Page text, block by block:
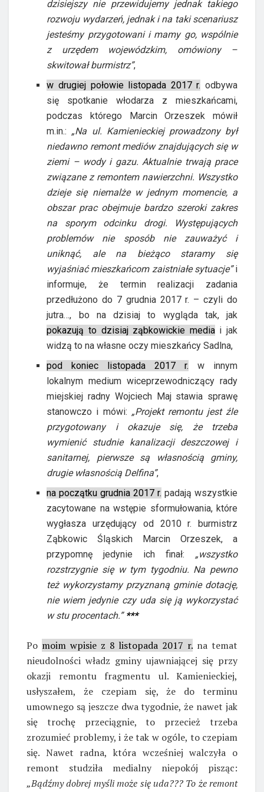
dzisiejszy nie przewidujemy jednak takiego
rozwoju wydarzeń, jednak i na taki scenariusz
jesteśmy przygotowani i mamy go, wspólnie
z urzędem wojewódzkim, omówiony –
skwitował burmistrz”,
w drugiej połowie listopada 2017 r. odbywa
się spotkanie włodarza z mieszkańcami,
podczas którego Marcin Orzeszek mówił
m.in.: „Na ul. Kamienieckiej prowadzony był
niedawno remont mediów znajdujących się w
ziemi – wody i gazu. Aktualnie trwają prace
związane z remontem nawierzchni. Wszystko
dzieje się niemalże w jednym momencie, a
obszar prac obejmuje bardzo szeroki zakres
na sporym odcinku drogi. Występujących
problemów nie sposób nie zauważyć i
uniknąć, ale na bieżąco staramy się
wyjaśniać mieszkańcom zaistniałe sytuacje”i
informuje, że termin realizacji zadania
przedłużono do 7 grudnia 2017 r. – czyli do
jutra…, bo na dzisiaj to wygląda tak, jak
pokazują to dzisiaj ząbkowickie mediai jak
widzą to na własne oczy mieszkańcy Sadlna,
pod koniec listopada 2017 r. w innym
lokalnym medium wiceprzewodniczący rady
miejskiej radny Wojciech Maj stawia sprawę
stanowczo i mówi: „Projekt remontu jest źle
przygotowany i okazuje się, że trzeba
wymienić studnie kanalizacji deszczowej i
sanitarnej, pierwsze są własnością gminy,
drugie własnością Delfina”,
na początku grudnia 2017 r. padają wszystkie
zacytowane na wstępie sformułowania, które
wygłasza urzędujący od 2010 r. burmistrz
Ząbkowic Śląskich Marcin Orzeszek, a
przypomnę jedynie ich finał: „wszystko
rozstrzygnie się w tym tygodniu. Na pewno
też wykorzystamy przyznaną gminie dotację,
nie wiem jedynie czy uda się ją wykorzystać
w stu procentach.” ***
Po moim wpisie z 8 listopada 2017 r. na temat
nieudolności władz gminy ujawniającej się przy
okazji remontu fragmentu ul. Kamienieckiej,
usłyszałem, że czepiam się, że do terminu
umownego są jeszcze dwa tygodnie, że nawet jak
się trochę przeciągnie, to przecież trzeba
zrozumieć problemy, i że tak w ogóle, to czepiam
się. Nawet radna, która wcześniej walczyła o
remont studziła medialny niepokój pisząc:
„Bądźmy dobrej myśli może się uda??? To że remont